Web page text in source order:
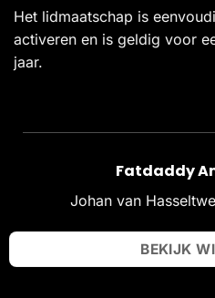
Het lidmaatschap is
activeren en is geldig voor
jaar.
Fatdaddy
Johan van
BEKIJK